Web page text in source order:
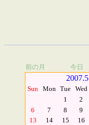
前の月 今日
2007.5
Sun Mon Tue Wed
1
2
6
7 8 9
13
14 15 16